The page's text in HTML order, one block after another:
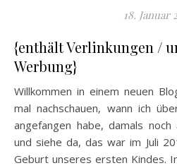
18. Januar
{enthält Verlinkungen /
Werbung}
Willkommen in einem neuen Blogjahr! Ich musste gerade
mal nachschauen, wann ich
angefangen habe, damals noch
und siehe da, das war im Juli
Geburt unseres ersten Kindes.